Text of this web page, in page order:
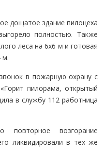
дощатое здание пилоцеха
полностью. Также
леса на 6х6 м и готовая
м.
в пожарную охрану с
пилорама, открытый
в службу 112 работница
повторное возгорание
ликвидировали в тех же